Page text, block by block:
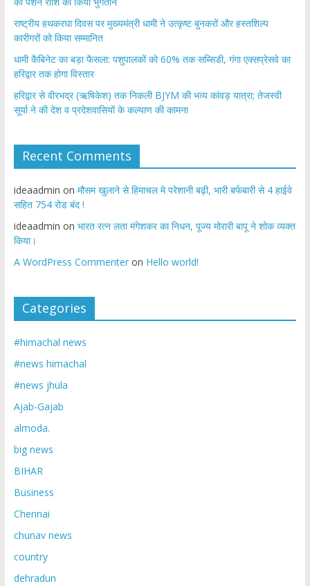
राष्ट्रीय हथकरघा दिवस पर मुख्यमंत्री धामी ने उत्कृष्ट बुनकरों और हस्तशिल्प
कारीगरों को किया सम्मानित
​धामी कैबिनेट का बड़ा फैसला: पशुपालकों को 60% तक सब्सिडी, गंगा एक्सप्रेसवे का
हरिद्वार तक होगा विस्तार
​हरिद्वार से वीरभद्र (ऋषिकेश) तक निकली BJYM की भव्य कांवड़ यात्रा; तेजस्वी
सूर्या ने की देश व प्रदेशवासियों के कल्याण की कामना
Recent Comments
ideaadmin on मौसम खुलाने से हिमाचल मे परेशानी बढ़ी, भारी बर्फबारी से 4 हाईवे
सहित 754 रोड बंद !
ideaadmin on भारत रत्न लता मंगेशकर का निधन, पूज्य मोरारी बापू ने शोक व्यक्त
किया।
A WordPress Commenteron Hello world!
Categories
#himachal news
#news himachal
#news jhula
Ajab-Gajab
almoda.
big news
BIHAR
Business
Chennai
chunav news
country
dehradun